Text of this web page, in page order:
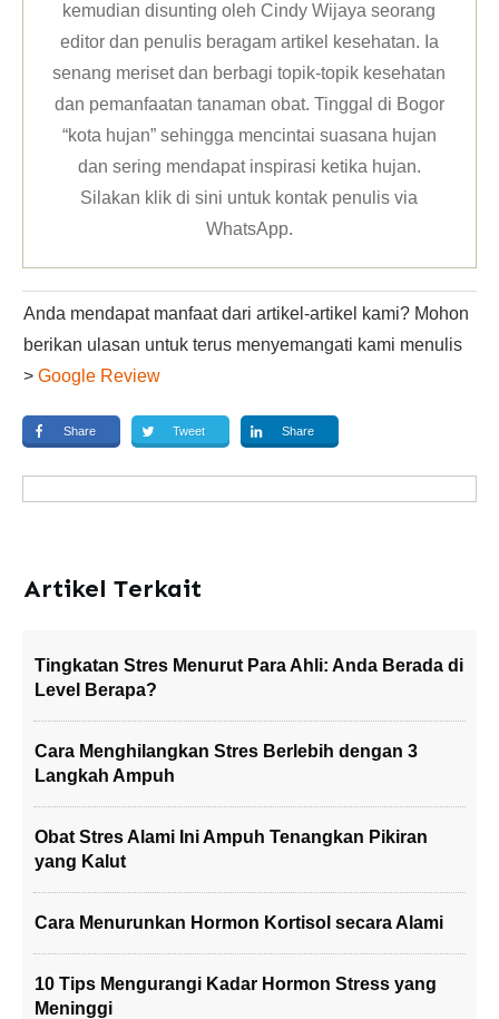
kemudian disunting oleh Cindy Wijaya seorang
editor dan penulis beragam artikel kesehatan. Ia
senang meriset dan berbagi topik-topik kesehatan
dan pemanfaatan tanaman obat. Tinggal di Bogor
“kota hujan” sehingga mencintai suasana hujan
dan sering mendapat inspirasi ketika hujan.
Silakan klikdi sini untuk kontak penulis via
WhatsApp.
Anda mendapat manfaat dari artikel-artikel kami? Mohon
berikan ulasan untuk terus menyemangati kami menulis
> Google Review
Share Tweet Share
Artikel Terkait
Tingkatan Stres Menurut Para Ahli: Anda Berada di
Level Berapa?
Cara Menghilangkan Stres Berlebih dengan 3
Langkah Ampuh
Obat Stres Alami Ini Ampuh Tenangkan Pikiran
yang Kalut
Cara Menurunkan Hormon Kortisol secara Alami
10 Tips Mengurangi Kadar Hormon Stress yang
Meninggi